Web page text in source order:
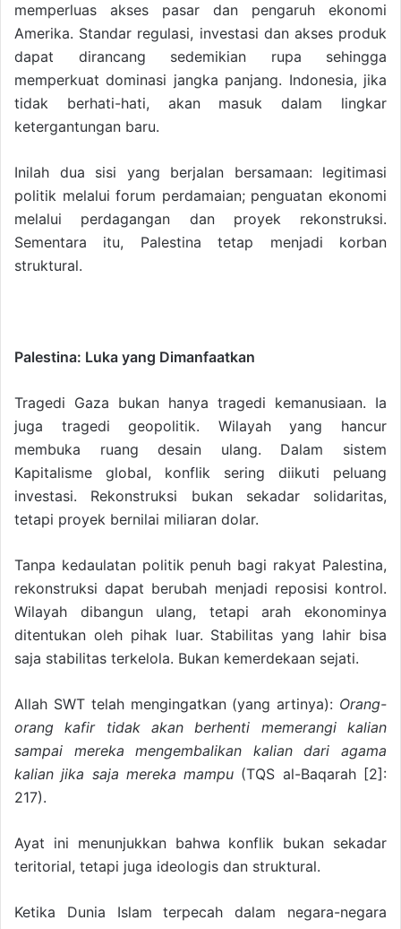
memperluas akses pasar dan pengaruh ekonomi
Amerika. Standar regulasi, investasi dan akses produk
dapat dirancang sedemikian rupa sehingga
memperkuat dominasi jangka panjang. Indonesia, jika
tidak berhati-hati, akan masuk dalam lingkar
ketergantungan baru.
Inilah dua sisi yang berjalan bersamaan: legitimasi
politik melalui forum perdamaian; penguatan ekonomi
melalui perdagangan dan proyek rekonstruksi.
Sementara itu, Palestina tetap menjadi korban
struktural.
Palestina: Luka yang Dimanfaatkan
Tragedi Gaza bukan hanya tragedi kemanusiaan. Ia
juga tragedi geopolitik. Wilayah yang hancur
membuka ruang desain ulang. Dalam sistem
Kapitalisme global, konflik sering diikuti peluang
investasi. Rekonstruksi bukan sekadar solidaritas,
tetapi proyek bernilai miliaran dolar.
Tanpa kedaulatan politik penuh bagi rakyat Palestina,
rekonstruksi dapat berubah menjadi reposisi kontrol.
Wilayah dibangun ulang, tetapi arah ekonominya
ditentukan oleh pihak luar. Stabilitas yang lahir bisa
saja stabilitas terkelola. Bukan kemerdekaan sejati.
Allah SWT telah mengingatkan (yang artinya): Orang-
orang kafir tidak akan berhenti memerangi kalian
sampai mereka mengembalikan kalian dari agama
kalian jika saja mereka mampu (TQS al-Baqarah [2]:
217).
Ayat ini menunjukkan bahwa konflik bukan sekadar
teritorial, tetapi juga ideologis dan struktural.
Ketika Dunia Islam terpecah dalam negara-negara